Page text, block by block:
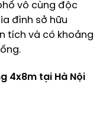
vô cùng độc
đình sở hữu
tích và có khoảng
4x8m tại Hà Nội